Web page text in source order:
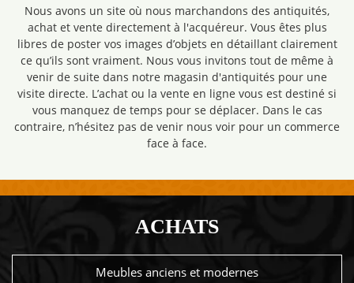
Nous avons un site où nous marchandons des antiquités,
achat et vente directement à l'acquéreur. Vous êtes plus
libres de poster vos images d’objets en détaillant clairement
ce qu’ils sont vraiment. Nous vous invitons tout de même à
venir de suite dans notre magasin d'antiquités pour une
visite directe. L’achat ou la vente en ligne vous est destiné si
vous manquez de temps pour se déplacer. Dans le cas
contraire, n’hésitez pas de venir nous voir pour un commerce
face à face.
ACHATS
Meubles anciens et modernes